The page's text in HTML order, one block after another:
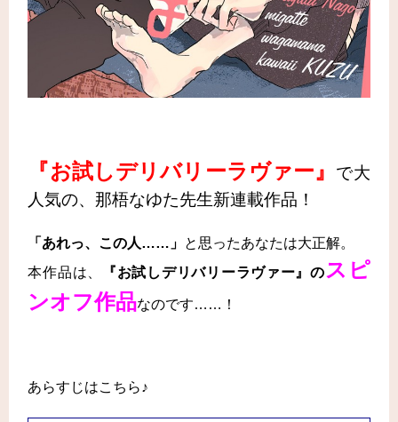
『お試しデリバリーラヴァー』
で大
人気の、那梧なゆた先生新連載作品！
「あれっ、この人……」 と思ったあなたは大正解。
本作品は、
『お試しデリバリーラヴァー』のスピ
ンオフ作品なのです……！
あらすじはこちら♪